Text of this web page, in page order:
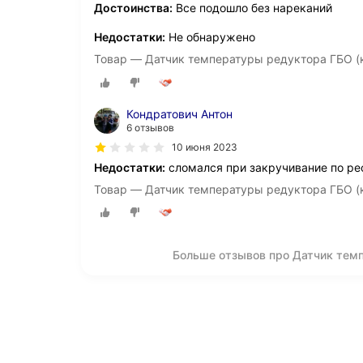
Достоинства: Все подошло без нареканий
Недостатки: Не обнаружено
Товар — Датчик температуры редуктора ГБО
Кондратович Антон
6 отзывов
10 июня 2023
Недостатки: сломался при закручивание по
Товар — Датчик температуры редуктора ГБО
Больше отзывов про Датчик